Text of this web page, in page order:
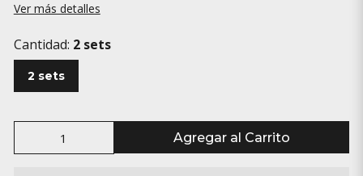
Ver más detalles
Cantidad: 2 sets
2 sets
Agregar al Carrito